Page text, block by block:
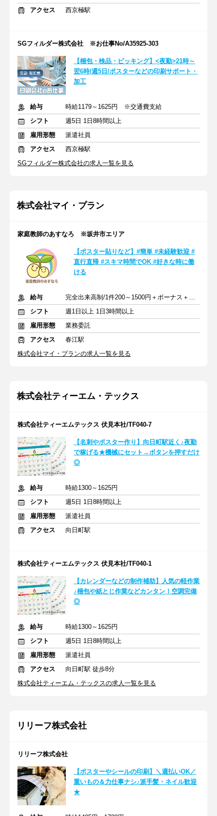
アクセス
西京極駅
SGフィルダー株式会社 ※お仕事No/A35925-303
【梱包・検品・ピッキング】<夜勤>21時～
翌6時/週5日/ポスターなどの印刷サポート・
加工
給与
時給1179～1625円 ※交通費支給
シフト
週5日 1日8時間以上
雇用形態
派遣社員
アクセス
西京極駅
SGフィルダー株式会社の求人一覧を見る
株式会社マイ・プラン
家庭教師のあすなろ ※坂井市エリア
【ポスター貼りなど】#簡単 #未経験歓迎 #
直行直帰 #スキマ時間でOK #好きな時に働
ける
給与
完全出来高制/1件200～1500円＋ボーナス＋交通費規定支給
シフト
週1日以上 1日3時間以上
雇用形態
業務委託
アクセス
春江駅
株式会社マイ・プランの求人一覧を見る
株式会社ティーエム・テックス
株式会社ティーエムテックス 伏見本社/TF040-7
【名刺やポスター作り】向日町駅近く♪夜勤
で稼げる★機械にセット→ボタンを押すだけ
◎
給与
時給1300～1625円
シフト
週5日 1日8時間以上
雇用形態
派遣社員
アクセス
向日町駅
株式会社ティーエムテックス 伏見本社/TF040-1
【カレンダーなどの制作補助】人気の軽作業
♪梱包や紙とじ作業などカンタン！空調完備
◎
給与
時給1300～1625円
シフト
週5日 1日8時間以上
雇用形態
派遣社員
アクセス
向日町駅 徒歩8分
株式会社ティーエム・テックスの求人一覧を見る
リリーフ株式会社
リリーフ株式会社
【ポスターやシールの印刷】＼週払いOK／
重いもの＆力仕事ナシ♪派手髪・ネイル歓迎
★